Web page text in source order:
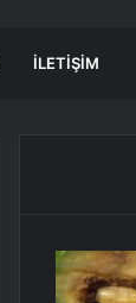
İLETIŞIM